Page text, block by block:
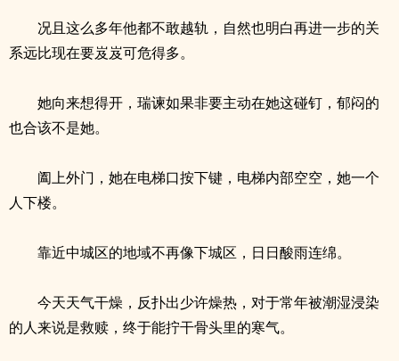
况且这么多年他都不敢越轨，自然也明白再进一步的关
系远比现在要岌岌可危得多。
她向来想得开，瑞谏如果非要主动在她这碰钉，郁闷的
也合该不是她。
阖上外门，她在电梯口按下键，电梯内部空空，她一个
人下楼。
靠近中城区的地域不再像下城区，日日酸雨连绵。
今天天气干燥，反扑出少许燥热，对于常年被潮湿浸染
的人来说是救赎，终于能拧干骨头里的寒气。